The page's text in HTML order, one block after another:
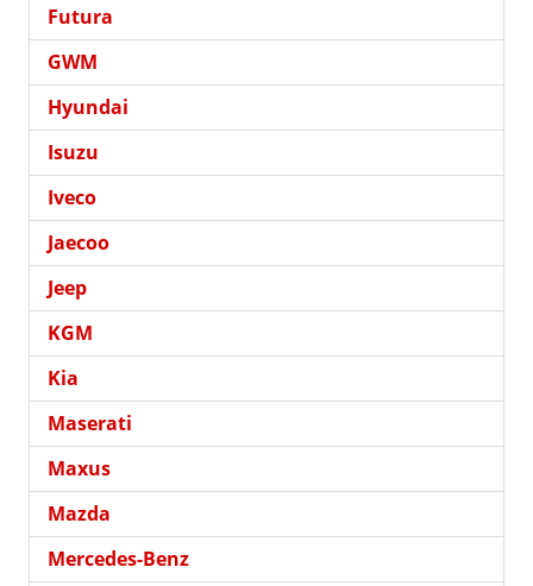
Futura
GWM
Hyundai
Isuzu
Iveco
Jaecoo
Jeep
KGM
Kia
Maserati
Maxus
Mazda
Mercedes-Benz